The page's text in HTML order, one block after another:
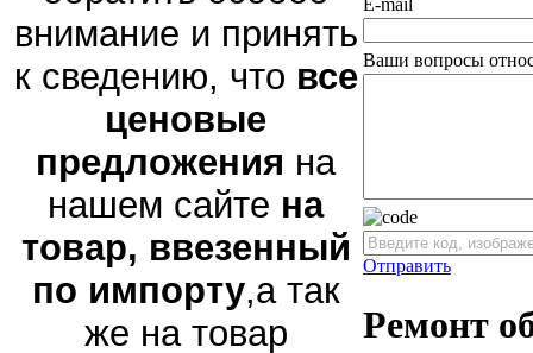
внимание и принять
к сведению, что все
ценовые
предложения на
нашем сайте на
товар, ввезенный
по импорту,а так
же на товар
E-mail
Ваши вопросы
Отправить
Ремонт